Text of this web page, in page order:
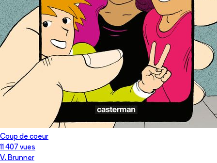
Coup de coeur
11 407 vues
V. Brunner